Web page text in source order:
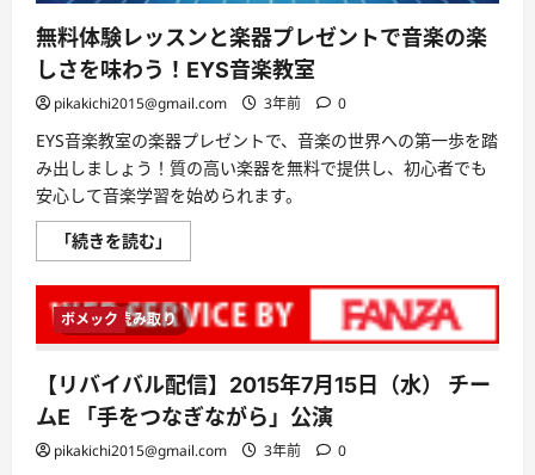
無料体験レッスンと楽器プレゼントで音楽の楽
しさを味わう！EYS音楽教室
pikakichi2015@gmail.com 3年前 0
EYS音楽教室の楽器プレゼントで、音楽の世界への第一歩を踏
み出しましょう！質の高い楽器を無料で提供し、初心者でも
安心して音楽学習を始められます。
「続きを読む」
料
験
レ
ッ
ス
と
楽
器
プ
ゼ
1 分読み取り
ボメック
【リバイバル配信】2015年7月15日（水） チー
ムE 「手をつなぎながら」公演
pikakichi2015@gmail.com 3年前 0